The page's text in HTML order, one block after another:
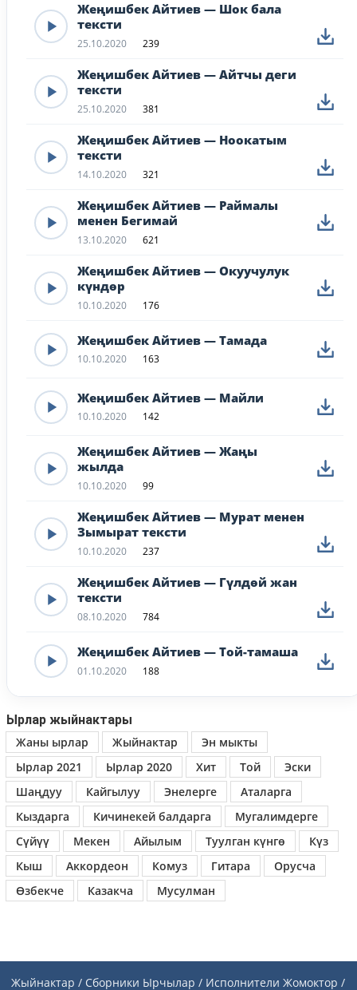
Жеңишбек Айтиев — Шок бала
тексти
25.10.2020 239
Жеңишбек Айтиев — Айтчы деги
тексти
25.10.2020 381
Жеңишбек Айтиев — Ноокатым
тексти
14.10.2020 321
Жеңишбек Айтиев — Раймалы
менен Бегимай
13.10.2020 621
Жеңишбек Айтиев — Окуучулук
күндөр
10.10.2020 176
Жеңишбек Айтиев — Тамада
10.10.2020 163
Жеңишбек Айтиев — Майли
10.10.2020 142
Жеңишбек Айтиев — Жаңы
жылда
10.10.2020 99
Жеңишбек Айтиев — Мурат менен
Зымырат тексти
10.10.2020 237
Жеңишбек Айтиев — Гүлдөй жан
тексти
08.10.2020 784
Жеңишбек Айтиев — Той-тамаша
01.10.2020 188
Ырлар жыйнактары
Жаны ырлар
Жыйнактар
Эн мыкты
Ырлар 2021
Ырлар 2020 Хит Той
Эски
Шаңдуу
Кайгылуу Энелерге
Аталарга
Кыздарга
Кичинекей балдарга
Мугалимдерге
Сүйүү
Мекен Айылым Туулган күнгө
Күз
Кыш
Аккордеон Комуз Гитара
Орусча
Өзбекче
Казакча Мусулман
Жыйнактар / Сборники Ырчылар / Исполнители Жомоктор /